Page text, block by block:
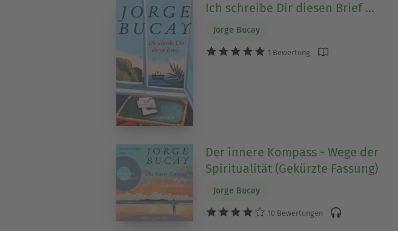
Ich schreibe Dir diesen Brief ...
Jorge Bucay
1 Bewertung
Der innere Kompass - Wege der
Spiritualität (Gekürzte Fassung)
Jorge Bucay
10 Bewertungen